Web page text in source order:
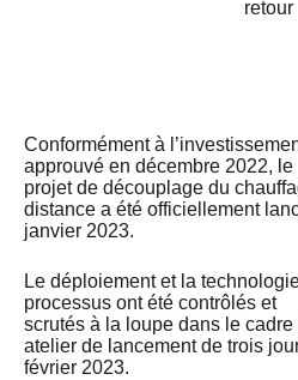
Actualités
retour
Conformément à
approuvé en décembre 2022, le
projet de découplage du
distance a été officiellement
janvier 2023.
Le déploiement et la
processus ont été contrôlés et
scrutés à la loupe dans le cadre
atelier de lancement de trois
février 2023.